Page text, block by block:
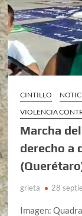
CINTILLO
VIOLENCIA
Marcha
derecho a
grieta 28
Imagen: